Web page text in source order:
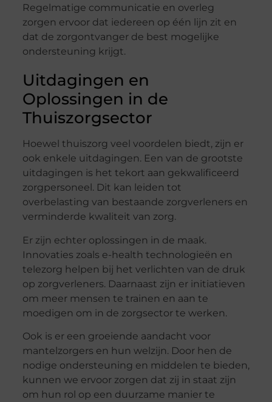
Regelmatige communicatie en overleg
zorgen ervoor dat iedereen op één lijn zit en
dat de zorgontvanger de best mogelijke
ondersteuning krijgt.
Uitdagingen en
Oplossingen in de
Thuiszorgsector
Hoewel thuiszorg veel voordelen biedt, zijn er
ook enkele uitdagingen. Een van de grootste
uitdagingen is het tekort aan gekwalificeerd
zorgpersoneel. Dit kan leiden tot
overbelasting van bestaande zorgverleners en
verminderde kwaliteit van zorg.
Er zijn echter oplossingen in de maak.
Innovaties zoals e-health technologieën en
telezorg helpen bij het verlichten van de druk
op zorgverleners. Daarnaast zijn er initiatieven
om meer mensen te trainen en aan te
moedigen om in de zorgsector te werken.
Ook is er een groeiende aandacht voor
mantelzorgers en hun welzijn. Door hen de
nodige ondersteuning en middelen te bieden,
kunnen we ervoor zorgen dat zij in staat zijn
om hun rol op een duurzame manier te